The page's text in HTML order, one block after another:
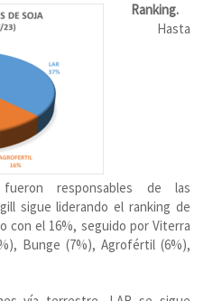
Ranking.
Hasta
responsables de las
sigue liderando el ranking de
con el 16%, seguido por Viterra
Bunge (7%), Agrofértil (6%),